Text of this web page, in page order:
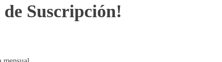
de Suscripción!